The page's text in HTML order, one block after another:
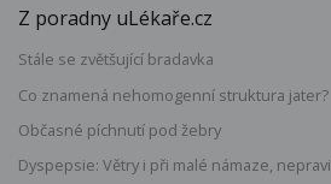
Z poradny uLékaře.cz
Stále se zvětšující bradavka
Co znamená nehomogenní struktura jater?
Občasné píchnutí pod žebry
Dyspepsie: Větry i při malé námaze,